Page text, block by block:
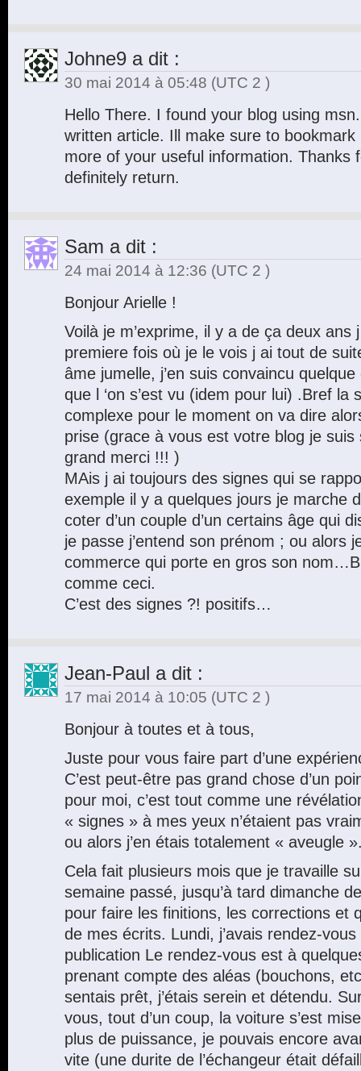
Johne9 a dit :
30 mai 2014 à 05:48 (UTC 2 )
Hello There. I found your blog using
written article. Ill make sure to
more of your useful information. Thanks
definitely return.
Sam a dit :
24 mai 2014 à 12:36 (UTC 2 )
Bonjour Arielle !
Voilà je m’exprime, il y a de ça deux ans
premiere fois où je le vois j ai tout de
âme jumelle, j’en suis convaincu
que l ‘on s’est vu (idem pour lui) .Bref la
complexe pour le moment on va dire
prise (grace à vous est votre blog je suis
grand merci !!! )
MAis j ai toujours des signes qui se
exemple il y a quelques jours je marche
coter d’un couple d’un certains âge qui
je passe j’entend son prénom ; ou alors
commerce qui porte en gros son
comme ceci.
C’est des signes ?! positifs…
Jean-Paul a dit :
17 mai 2014 à 10:05 (UTC 2 )
Bonjour à toutes et à tous,
Juste pour vous faire part d’une
C’est peut-être pas grand chose d’un
pour moi, c’est tout comme une
« signes » à mes yeux n’étaient pas
ou alors j’en étais totalement « aveugle
Cela fait plusieurs mois que je travaille
semaine passé, jusqu’à tard dimanche
pour faire les finitions, les corrections et
de mes écrits. Lundi, j’avais rendez-
publication Le rendez-vous est à
prenant compte des aléas (bouchons,
sentais prêt, j’étais serein et détendu.
vous, tout d’un coup, la voiture s’est
plus de puissance, je pouvais encore
vite (une durite de l’échangeur était